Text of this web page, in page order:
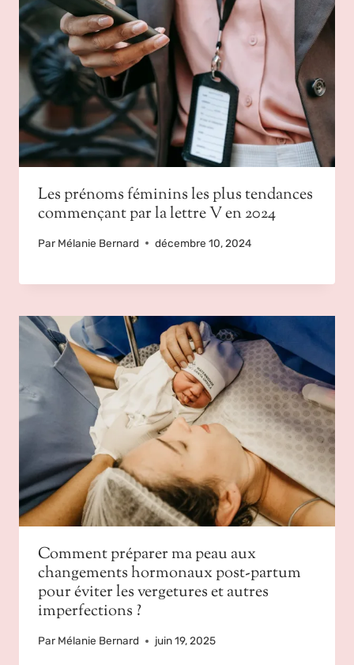
Les prénoms féminins les plus tendances
commençant par la lettre V en 2024
Par Mélanie Bernard décembre 10, 2024
Comment préparer ma peau aux
changements hormonaux post-partum
pour éviter les vergetures et autres
imperfections ?
Par Mélanie Bernard juin 19, 2025